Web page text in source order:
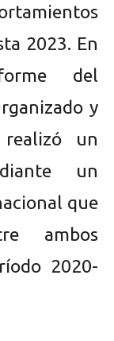
2023. En
del
y
un
un
que
ambos
2020-